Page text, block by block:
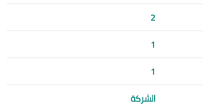
2
1
1
الشركة